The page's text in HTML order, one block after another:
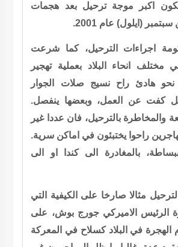
اكبر موجة ترحيل بعد هجمات
(ايلول) عام 2001.
اجراءات الترحيل، كما شرعت
مختلف انحاء البلاد بعملية تهجير
هادئ راح نسيج صلات الجوار
كفت عن العمل، وبعضها ينفصل.
والمخاطرة بالترحيل، فان عددا غير
راحوا يختبئون في اماكن سرية.
بالمغادرة الى كندا او الى
مثالا صارخا على الكيفية التي
الرئيس الاميركي جورج بوش، على
الهجرة في البلاد كسلاح في المعركة